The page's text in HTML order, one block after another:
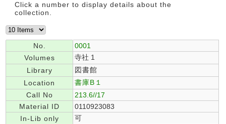
Click a number to display details about the
collection.
No.
0001
Volumes
寺社 1
Library
図書館
Location
書庫B１
Call No
213.6//17
Material ID
0110923083
In-Lib only
可